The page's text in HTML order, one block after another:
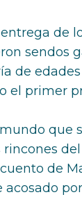
de
sendos
de
el primer
que
de